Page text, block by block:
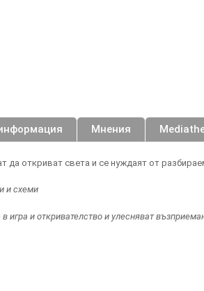
Мнения
да откриват света и се нуждаят от
и схеми
игра и откривателство и улесняват